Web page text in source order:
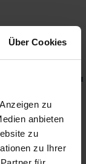
Über Cookies
zu
anbieten
zu
zu Ihrer
по налогам на
налоговой
коммуникация
(Finanzamt).